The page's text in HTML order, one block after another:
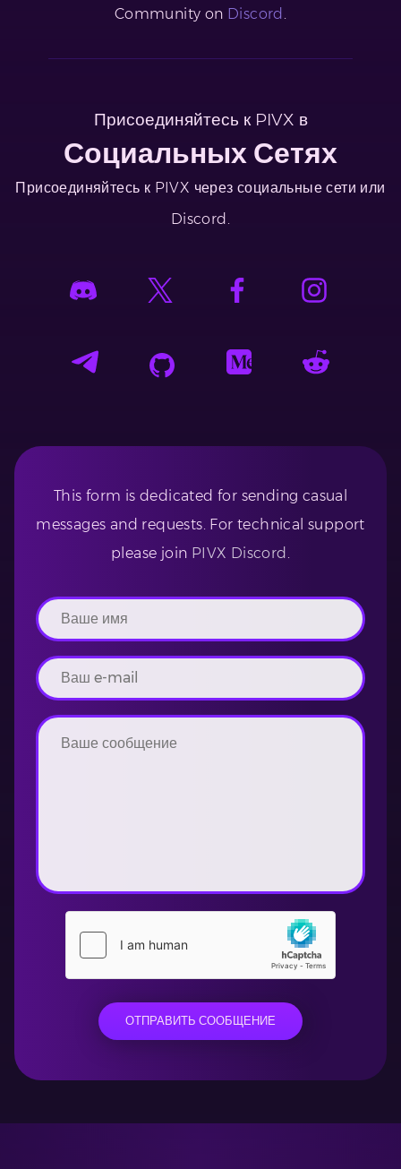
Community on Discord .
Присоединяйтесь к PIVX в
Социальных Сетях
Присоединяйтесь к PIVX через социальные сети или
Discord.
This form is dedicated for sending casual
messages and requests. For technical support
please join PIVX Discord
ОТПРАВИТЬ СООБЩЕНИЕ